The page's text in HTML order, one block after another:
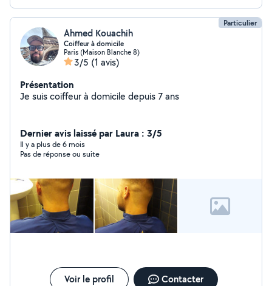
Particulier
Ahmed Kouachih
Coiffeur à domicile
Paris (Maison Blanche 8)
3/5 (1 avis)
Présentation
Je suis coiffeur à domicile depuis 7 ans
Dernier avis laissé par Laura : 3/5
Il y a plus de 6 mois
Pas de réponse ou suite
Voir le profil Contacter